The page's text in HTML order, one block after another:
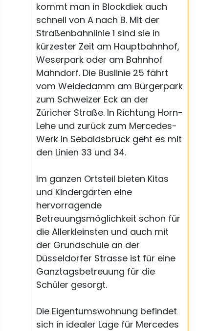
kommt man in Blockdiek auch
schnell von A nach B. Mit der
Straßenbahnlinie 1 sind sie in
kürzester Zeit am Hauptbahnhof,
Weserpark oder am Bahnhof
Mahndorf. Die Buslinie 25 fährt
vom Weidedamm am Bürgerpark
zum Schweizer Eck an der
Züricher Straße. In Richtung Horn-
Lehe und zurück zum Mercedes-
Werk in Sebaldsbrück geht es mit
den Linien 33 und 34.
Im ganzen Ortsteil bieten Kitas
und Kindergärten eine
hervorragende
Betreuungsmöglichkeit schon für
die Allerkleinsten und auch mit
der Grundschule an der
Düsseldorfer Strasse ist für eine
Ganztagsbetreuung für die
Schüler gesorgt.
Die Eigentumswohnung befindet
sich in idealer Lage für Mercedes